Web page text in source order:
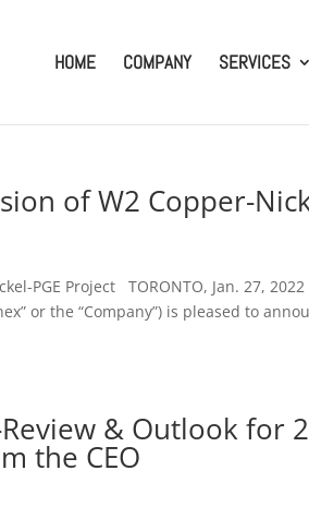
HOME COMPANY SERVICES
of W2 Copper-
PGE Project TORONTO, Jan. 27, 2022
or the “Company”) is pleased to
& Outlook for
the CEO